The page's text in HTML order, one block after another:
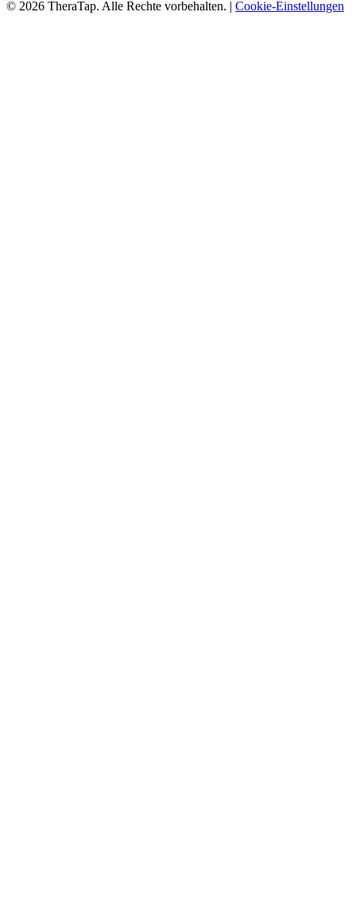
© 2026 TheraTap. Alle Rechte vorbehalten. | Cookie-Einstellungen